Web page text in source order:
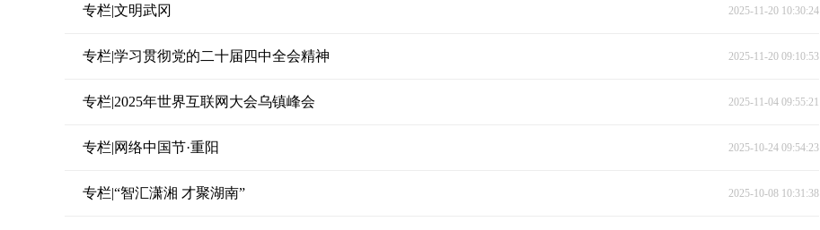
专栏|文明武冈 2025-11-20 10:30:24
专栏|学习贯彻党的二十届四中全会精神 2025-11-20 09:10:53
专栏|2025年世界互联网大会乌镇峰会 2025-11-04 09:55:21
专栏|网络中国节·重阳 2025-10-24 09:54:23
专栏|“智汇潇湘 才聚湖南” 2025-10-08 10:31:38